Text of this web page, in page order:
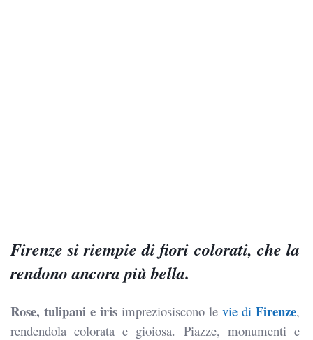
Firenze si riempie di fiori colorati, che la
rendono ancora più bella.
Rose, tulipani e irisimpreziosiscono le vie di Firenze,
rendendola colorata e gioiosa. Piazze, monumenti e